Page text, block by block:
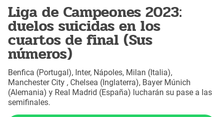
Liga de Campeones 2023:
duelos suicidas en los
cuartos de final (Sus
números)
Benfica (Portugal), Inter, Nápoles, Milan (Italia),
Manchester City , Chelsea (Inglaterra), Bayer Múnich
(Alemania) y Real Madrid (España) lucharán su pase a las
semifinales.